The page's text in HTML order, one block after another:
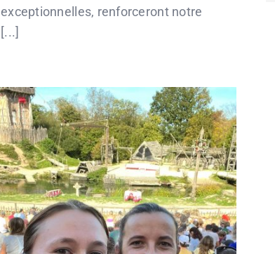
exceptionnelles, renforceront notre
[...]